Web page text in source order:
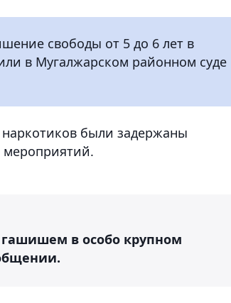
свободы от 5 до 6 лет в
в Мугалжарском районном суде
были задержаны
гашишем в особо крупном